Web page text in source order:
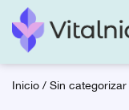
Inicio/Sin categorizar